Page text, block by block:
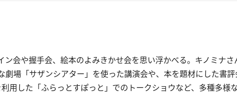
会や握手会、絵本のよみきかせ会を思い浮かべる。キノミナさ
場「サザンシアター」を使った講演会や、本を題材にした書
用した「ふらっとすぽっと」でのトークショウなど、多種多様